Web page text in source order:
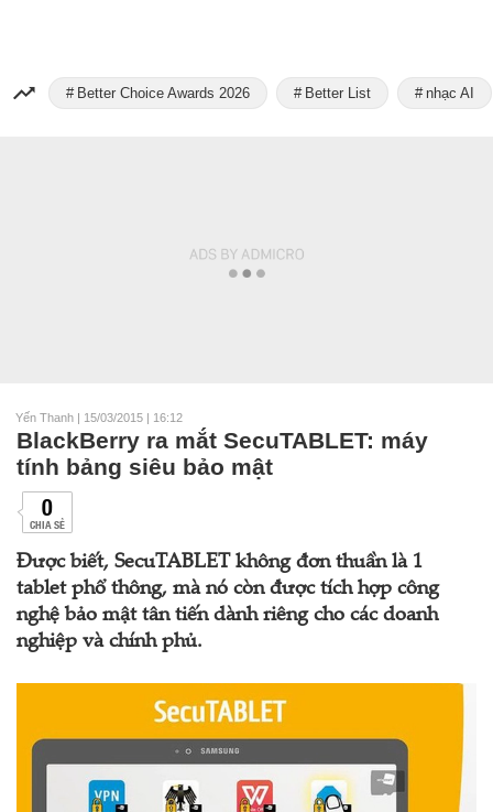
Better Choice Awards 2026 Better List nhạc AI
Yến Thanh | 15/03/2015 | 16:12
BlackBerry ra mắt SecuTABLET: máy
tính bảng siêu bảo mật
0
CHIA SẺ
Được biết, SecuTABLET không đơn thuần là 1
tablet phổ thông, mà nó còn được tích hợp công
nghệ bảo mật tân tiến dành riêng cho các doanh
nghiệp và chính phủ.